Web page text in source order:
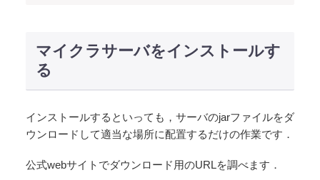
マイクラサーバをインストールす
る
インストールするといっても，サーバのjarファイルをダ
ウンロードして適当な場所に配置するだけの作業です．
公式webサイトでダウンロード用のURLを調べます．